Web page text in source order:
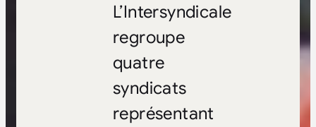
L’Intersyndicale
regroupe
quatre
syndicats
représentant